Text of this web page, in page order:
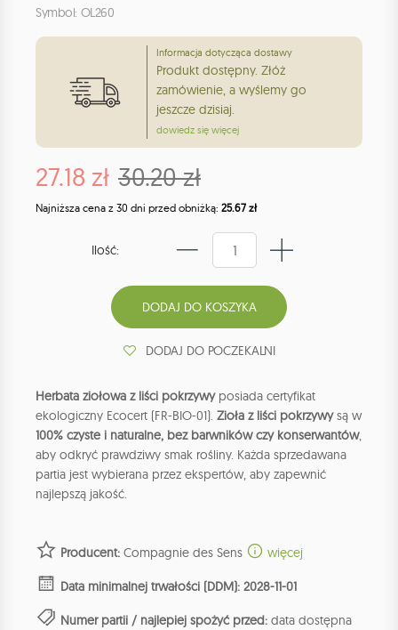
Symbol: OL260
Informacja dotycząca dostawy
Produkt dostępny. Złóż
zamówienie, a wyślemy go
jeszcze dzisiaj.
dowiedz się więcej
27.18 zł 30.20 zł
Najniższa cena z 30 dni przed obniżką: 25.67 zł
Ilość:
DODAJ DO POCZEKALNI
Herbata ziołowa z liści pokrzywyposiada certyfikat
ekologiczny Ecocert (FR-BIO-01). Zioła z liści pokrzywysą w
100% czyste i naturalne, bez barwników czy konserwantów,
aby odkryć prawdziwy smak rośliny. Każda sprzedawana
partia jest wybierana przez ekspertów, aby zapewnić
najlepszą jakość.
Producent: Compagnie des Sens więcej
Data minimalnej trwałości (DDM): 2028-11-01
Numer partii / najlepiej spożyć przed: data dostępna